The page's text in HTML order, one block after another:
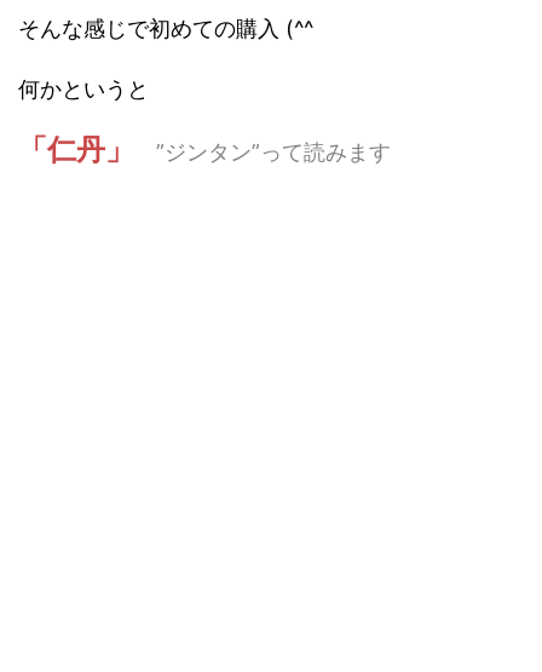
そんな感じで初めての購入 (^^ゞ
何かというと
「仁丹」 ”ジンタン”って読みます